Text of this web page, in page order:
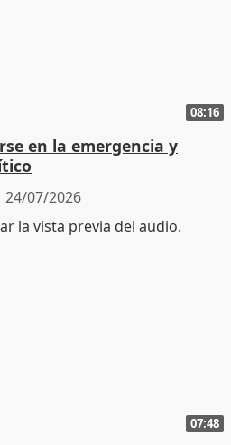
08:16
en la emergencia y
24/07/2026
07:48